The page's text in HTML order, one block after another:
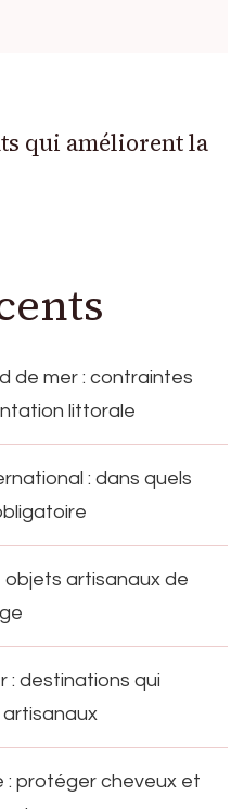
qui améliorent la
de mer : contraintes
littorale
: dans quels
artisanaux de
: destinations qui
: protéger cheveux et